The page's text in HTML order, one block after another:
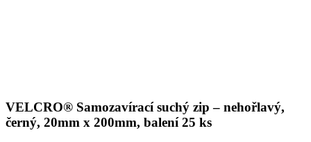
VELCRO® Samozavírací suchý zip – nehořlavý,
černý, 20mm x 200mm, balení 25 ks